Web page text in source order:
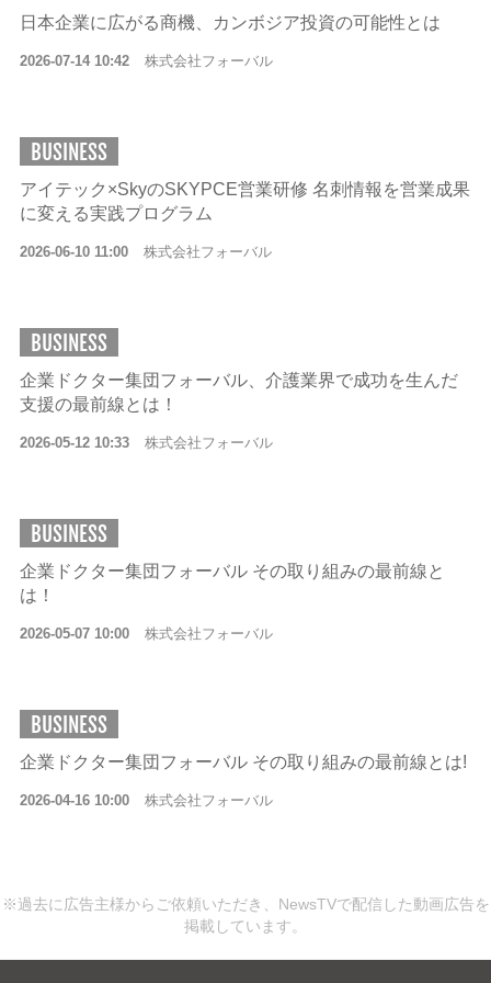
日本企業に広がる商機、カンボジア投資の可能性とは
2026-07-14 10:42 株式会社フォーバル
BUSINESS
アイテック×SkyのSKYPCE営業研修 名刺情報を営業成果
に変える実践プログラム
2026-06-10 11:00 株式会社フォーバル
BUSINESS
企業ドクター集団フォーバル、介護業界で成功を生んだ
支援の最前線とは！
2026-05-12 10:33 株式会社フォーバル
BUSINESS
企業ドクター集団フォーバル その取り組みの最前線と
は！
2026-05-07 10:00 株式会社フォーバル
BUSINESS
企業ドクター集団フォーバル その取り組みの最前線とは!
2026-04-16 10:00 株式会社フォーバル
※過去に広告主様からご依頼いただき、NewsTVで配信した動画広告を
掲載しています。